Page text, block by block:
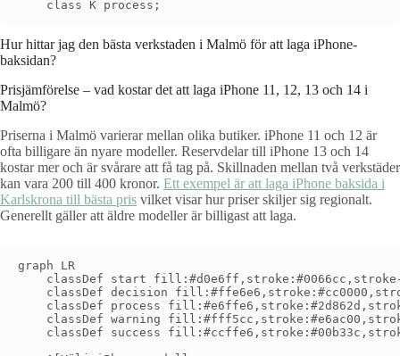
Hur hittar jag den bästa verkstaden i Malmö för att laga iPhone-
baksidan?
Prisjämförelse – vad kostar det att laga iPhone 11, 12, 13 och 14 i
Malmö?
Priserna i Malmö varierar mellan olika butiker. iPhone 11 och 12 är
ofta billigare än nyare modeller. Reservdelar till iPhone 13 och 14
kostar mer och är svårare att få tag på. Skillnaden mellan två verkstäder
kan vara 200 till 400 kronor. Ett exempel är att laga iPhone baksida i
Karlskrona till bästa pris vilket visar hur priser skiljer sig regionalt.
Generellt gäller att äldre modeller är billigast att laga.
graph LR
classDef start
classDef decision
classDef process
classDef warning
classDef success